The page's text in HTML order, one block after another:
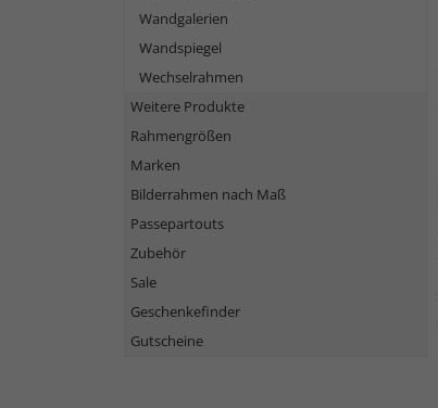
Wandgalerien
Wandspiegel
Wechselrahmen
Weitere Produkte
Rahmengrößen
Marken
Bilderrahmen nach Maß
Passepartouts
Zubehör
Sale
Geschenkefinder
Gutscheine